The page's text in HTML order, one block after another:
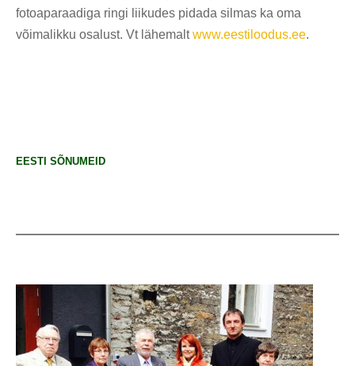
fotoaparaadiga ringi liikudes pidada silmas ka oma
võimalikku osalust. Vt lähemaltwww.eestiloodus.ee.
EESTI SÕNUMEID